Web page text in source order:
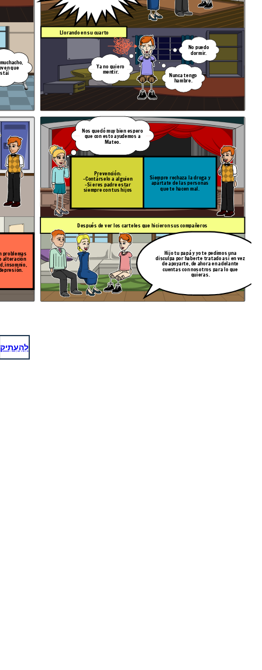
que
Llorando en su cuarto
No puedo
dormir.
Nunca tengo
hambre.
Ya no quiero
mentir.
problemas
alteración
insomnio,
Después de ver los carteles que hicieron sus compañeros
Hijo tu papá y yo te pedimos una
disculpa por haberte tratado así en vez
de apoyarte, de ahora en adelante
cuentas con nosotros para lo que
quieras.
Nos quedó muy bien espero
que con esto ayudemos a
Mateo.
Prevención:
-Contárselo a alguien
-Si eres padre estar
siempre con tus hijos
Siempre rechaza la droga y
apártate de las personas
que te hacen mal.
לְהַעְתִיק